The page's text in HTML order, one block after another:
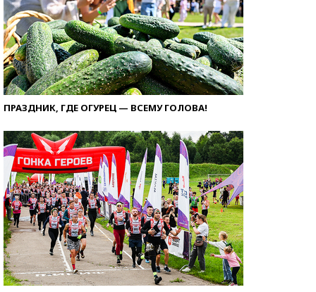
ПРАЗДНИК, ГДЕ ОГУРЕЦ — ВСЕМУ ГОЛОВА!